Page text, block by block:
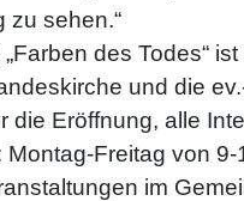
zu sehen.“
des Todes“
und die
die Eröffnung, alle
Montag-Freitag von
im